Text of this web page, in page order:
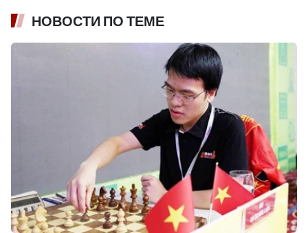
НОВОСТИ ПО ТЕМЕ